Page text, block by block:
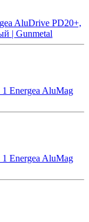
AluDrive PD20+,
| Gunmetal
Energea AluMag
Energea AluMag